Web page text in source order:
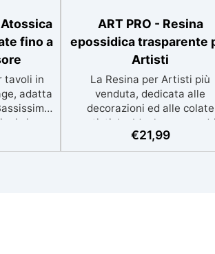
fino a
tavoli in
adatta
sicure
e
ART PRO - Resina
epossidica trasparente
Artisti
La Resina per Artisti più
venduta, dedicata alle
decorazioni ed alle colate
artistiche Ideale per
rivestimenti, vassoi e
piccole creazioni
€21,99